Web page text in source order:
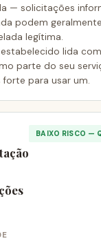
— solicitações
podem geralmente
legítima.
lida
parte do seu
para usar um.
BAIXO RISCO —